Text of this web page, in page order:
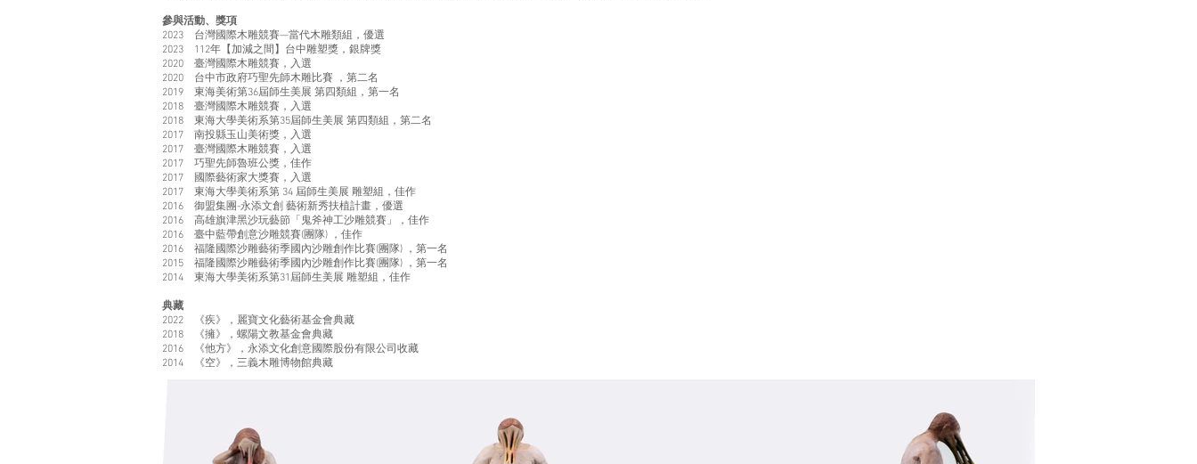
參與活動、獎項
2023 台灣國際木雕競賽—當代木雕類組，優選
2023 112年【加減之間】台中雕塑獎，銀牌獎
2020 臺灣國際木雕競賽，入選
2020 台中市政府巧聖先師木雕比賽 ，第二名
2019 東海美術第36屆師生美展 第四類組，第一名
2018 臺灣國際木雕競賽，入選
2018 東海大學美術系第35屆師生美展 第四類組，第二名
2017 南投縣玉山美術獎，入選
2017 臺灣國際木雕競賽，入選
2017 巧聖先師魯班公獎，佳作
2017 國際藝術家大獎賽，入選
2017 東海大學美術系第 34 屆師生美展 雕塑組，佳作
2016 御盟集團-永添文創 藝術新秀扶植計畫，優選
2016 高雄旗津黑沙玩藝節「鬼斧神工沙雕競賽」，佳作
2016 臺中藍帶創意沙雕競賽(團隊) ，佳作
2016 福隆國際沙雕藝術季國內沙雕創作比賽(團隊) ，第一名
2015 福隆國際沙雕藝術季國內沙雕創作比賽(團隊) ，第一名
2014 東海大學美術系第31屆師生美展 雕塑組，佳作
典藏
2022 《疾》，麗寶文化藝術基金會典藏
2018 《擁》，螺陽文教基金會典藏
2016 《他方》，永添文化創意國際股份有限公司收藏
2014 《空》，三義木雕博物館典藏